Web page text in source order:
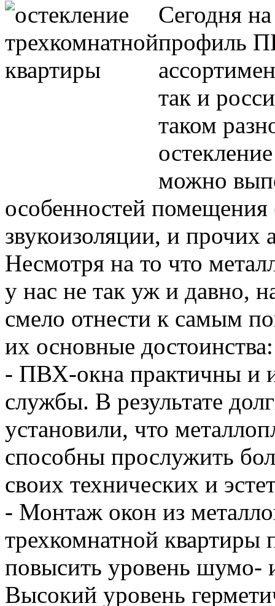
Сегодня
профиль
так и
таком
можно
особенностей
звукоизоляции, и прочих
Несмотря на то что
у нас не так уж и давно,
смело отнести к самым
их основные достоинства:
- ПВХ-окна практичны и
службы. В результате
установили, что
способны прослужить
своих технических и
- Монтаж окон из
трехкомнатной квартиры
повысить уровень шумо-
Высокий уровень